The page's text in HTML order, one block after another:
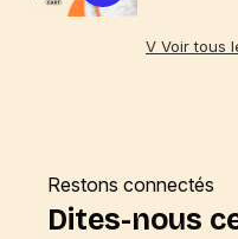
V Voir tous
Restons connectés
Dites-nous